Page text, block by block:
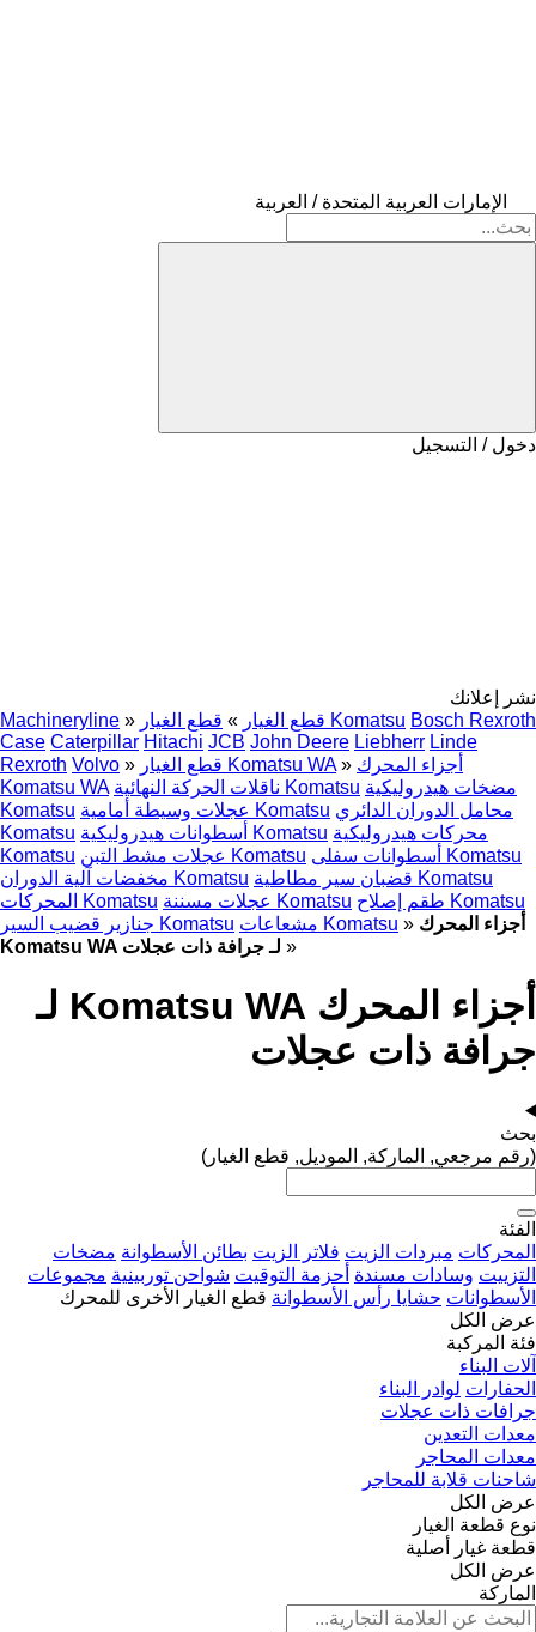
الإمارات العربية المتحدة / العربية
دخول / التسجيل
نشر إعلانك
Machineryline » قطع الغيار » قطع الغيار Komatsu Bosch Rexroth
Case Caterpillar Hitachi JCB John Deere Liebherr Linde
Rexroth Volvo » قطع الغيار Komatsu WA » أجزاء المحرك
Komatsu WA
ناقلات الحركة النهائية Komatsu مضخات هيدروليكية
Komatsu
عجلات وسيطة أمامية Komatsu محامل الدوران الدائري
Komatsu
أسطوانات هيدروليكية Komatsu محركات هيدروليكية
Komatsu
عجلات مشط التبن Komatsu
أسطوانات سفلى Komatsu
مخفضات آلية الدوران Komatsu
قضبان سير مطاطية Komatsu
المحركات Komatsu
عجلات مسننة Komatsu
طقم إصلاح Komatsu
جنازير قضيب السير Komatsu
مشعاعات Komatsu » أجزاء المحرك
Komatsu WA لـ جرافة ذات عجلات »
أجزاء المحرك Komatsu WA لـ
جرافة ذات عجلات
بحث
(رقم مرجعي, الماركة, الموديل, قطع الغيار)
الفئة
المحركات مبردات الزيت فلاتر الزيت بطائن الأسطوانة مضخات
التزييت وسادات مسندة أحزمة التوقيت شواحن توربينية مجموعات
الأسطوانات حشايا رأس الأسطوانة قطع الغيار الأخرى للمحرك
عرض الكل
فئة المركبة
آلات البناء
الحفارات لوادر البناء
جرافات ذات عجلات
معدات التعدين
معدات المحاجر
شاحنات قلابة للمحاجر
عرض الكل
نوع قطعة الغيار
قطعة غيار أصلية
عرض الكل
الماركة